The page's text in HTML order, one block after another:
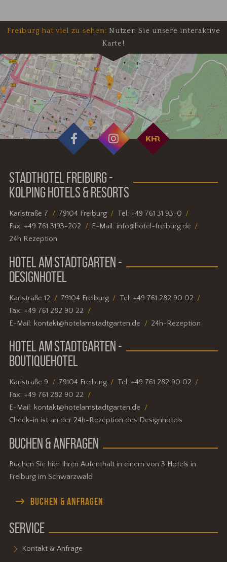
Freiburg hat viel zu sehen: Nutzen Sie unsere interaktive
Karte!
STADTHOTEL FREIBURG -
KOLPING HOTELS & RESORTS
Karlstraße 7 79104 Freiburg Tel: +49 761 31 93-0
Fax:+49 761 3193-202 E-Mail: info@hotel-freiburg.de
24h Rezeption
HOTEL AM STADTGARTEN -
DESIGNHOTEL
Karlstraße 12 79104 Freiburg Tel: +49 761 282 90 02
Fax:+49 761 282 90 22
E-Mail: kontakt@hotelamstadtgarten.de 24h-Rezeption
HOTEL AM STADTGARTEN -
BOUTIQUEHOTEL
Karlstraße 9 79104 Freiburg Tel: +49 761 282 90 02
Fax:+49 761 282 90 22
E-Mail: kontakt@hotelamstadtgarten.de
Check-in ist an der 24h-Rezeption des Designhotels
BUCHEN & ANFRAGEN
Buchen Sie hier Ihren Aufenthalt in einem von 3 Hotels in
Freiburg im Schwarzwald
BUCHEN & ANFRAGEN
SERVICE
Kontakt & Anfrage